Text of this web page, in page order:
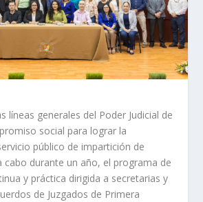
líneas generales del Poder Judicial de
social para lograr la
público de impartición de
cabo durante un año, el programa de
y práctica dirigida a secretarias y
de Juzgados de Primera